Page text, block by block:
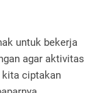
untuk bekerja
agar aktivitas
kita ciptakan